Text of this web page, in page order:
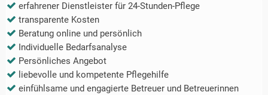
erfahrener Dienstleister für 24-Stunden-Pflege
transparente Kosten
Beratung online und persönlich
Individuelle Bedarfsanalyse
Persönliches Angebot
liebevolle und kompetente Pflegehilfe
einfühlsame und engagierte Betreuer und Betreuerinnen